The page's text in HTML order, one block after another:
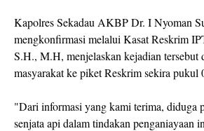
Kapolres Sekadau AKBP Dr. I Nyoman
mengkonfirmasi melalui Kasat Reskrim
S.H., M.H, menjelaskan kejadian tersebut
masyarakat ke piket Reskrim sekira pukul
"Dari informasi yang kami terima, diduga
senjata api dalam tindakan penganiayaan